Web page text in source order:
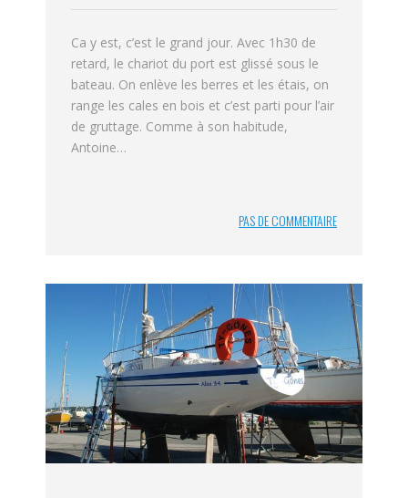
Ca y est, c’est le grand jour. Avec 1h30 de
retard, le chariot du port est glissé sous le
bateau. On enlève les berres et les étais, on
range les cales en bois et c’est parti pour l’air
de gruttage. Comme à son habitude,
Antoine…
PAS DE COMMENTAIRE